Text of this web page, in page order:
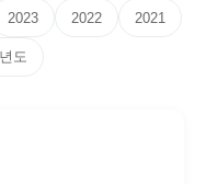
2023 2022 2021
도